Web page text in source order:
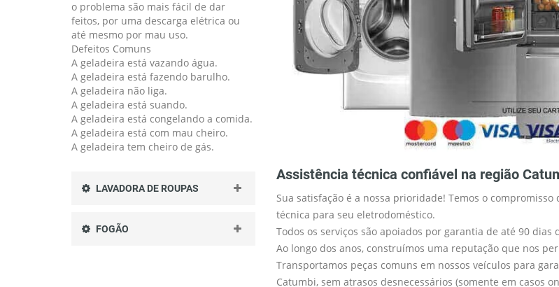
o problema são mais fácil de dar
feitos, por uma descarga elétrica ou
até mesmo por mau uso.
Defeitos Comuns
A geladeira está vazando água.
A geladeira está fazendo barulho.
A geladeira não liga.
A geladeira está suando.
A geladeira está congelando a comida.
A geladeira está com mau cheiro.
A geladeira tem cheiro de gás.
LAVADORA DE ROUPAS
FOGÃO
Assistência técnica confiável na região
Sua satisfação é a nossa prioridade! Temos o
técnica para seu eletrodoméstico.
Todos os serviços são apoiados por garantia de até 90
Ao longo dos anos, construímos uma reputação que nos
Transportamos peças comuns em nossos veículos para
Catumbi, sem atrasos desnecessários (somente em casos